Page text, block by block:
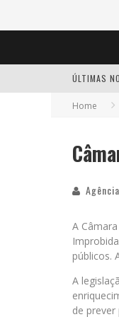
ÚLTIMAS
Home
A
públicos.
A
de